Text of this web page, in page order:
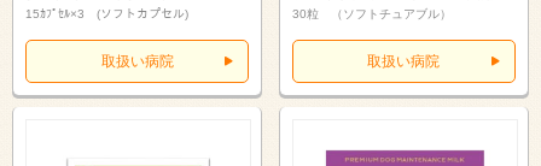
15ｶﾌﾟｾﾙ×3 (ソフトカプセル)
取扱い病院
30粒 （ソフトチュアブル）
取扱い病院